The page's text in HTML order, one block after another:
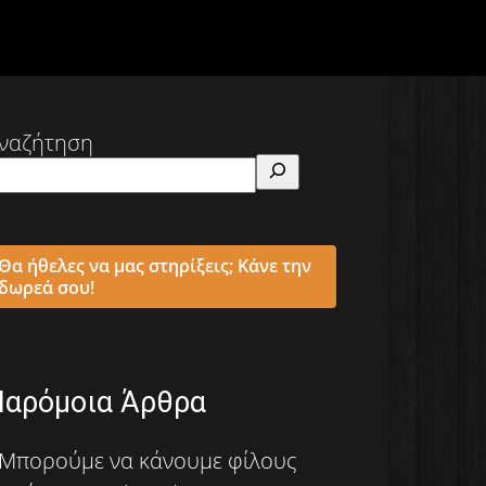
ήθελες να μας στηρίξεις; Κάνε την
σου!
Άρθρα
να κάνουμε φίλους